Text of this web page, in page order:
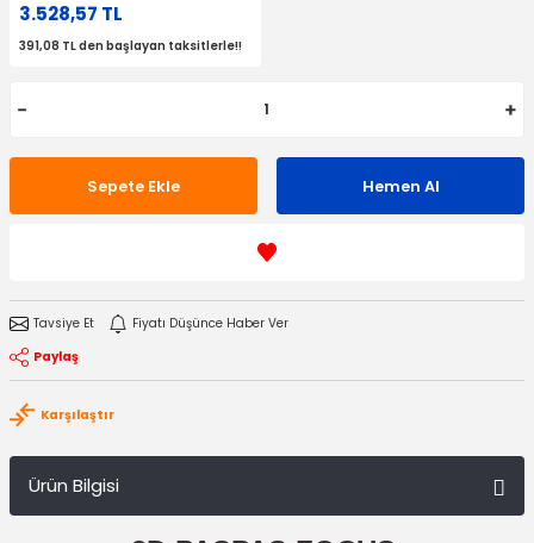
3.528,57 TL
391,08 TL den başlayan taksitlerle!!
Sepete Ekle Hemen Al
Tavsiye Et
Fiyatı Düşünce Haber Ver
Paylaş
Karşılaştır
Ürün Bilgisi